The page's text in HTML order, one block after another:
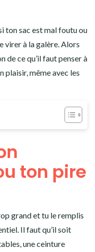
ton sac est mal foutu ou
virer à la galère. Alors
de ce qu’il faut penser à
plaisir, même avec les
ton pire
grand et tu le remplis
Il faut qu’il soit
une ceinture